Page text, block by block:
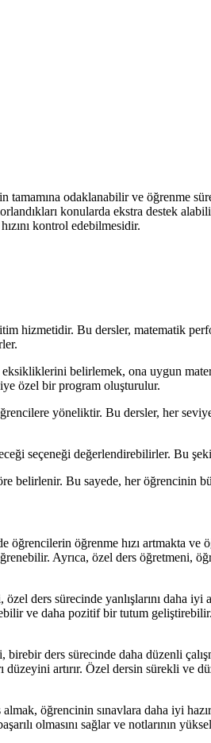
tamamına odaklanabilir ve öğrenme
konularda ekstra destek
kontrol edebilmesidir.
hizmetidir. Bu dersler, matematik
belirlemek, ona uygun
özel bir program oluşturulur.
yöneliktir. Bu dersler, her
seçeneği değerlendirebilirler. Bu
belirlenir. Bu sayede, her öğrencinin
öğrenme hızı artmakta
Ayrıca, özel ders öğretmeni,
ders sürecinde yanlışlarını daha iyi
ve daha pozitif bir tutum
ders sürecinde daha düzenli
düzeyini artırır. Özel dersin sürekli
öğrencinin sınavlara daha iyi
olmasını sağlar ve notlarının